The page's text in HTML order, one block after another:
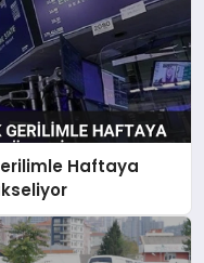
Haftaya